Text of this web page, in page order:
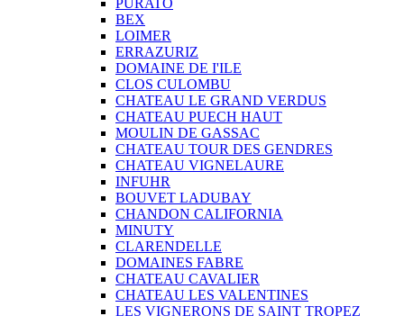
PURATO
BEX
LOIMER
ERRAZURIZ
DOMAINE DE I'ILE
CLOS CULOMBU
CHATEAU LE GRAND VERDUS
CHATEAU PUECH HAUT
MOULIN DE GASSAC
CHATEAU TOUR DES GENDRES
CHATEAU VIGNELAURE
INFUHR
BOUVET LADUBAY
CHANDON CALIFORNIA
MINUTY
CLARENDELLE
DOMAINES FABRE
CHATEAU CAVALIER
CHATEAU LES VALENTINES
LES VIGNERONS DE SAINT TROPEZ